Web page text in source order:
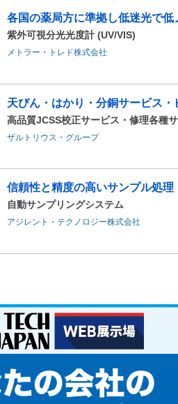
各国の薬局方に準拠し低迷光で低
紫外可視分光光度計 (UV/VIS)
メトラー・トレド株式会社
天びん・はかり・分銅サービス
高品質JCSS校正サービス・修理各種
ザルトリウス・グループ
信頼性と精度の高いサンプル処理
自動サンプリングシステム
アジレント・テクノロジー株式会社